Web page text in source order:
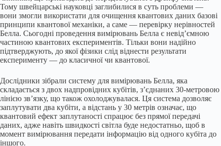
Тому швейцарські науковці заглибилися в суть проблеми —
вони змогли використати для очищення квантових даних базові
принципи квантової механіки, а саме — перевірку нерівностей
Белла. Сьогодні проведення вимірювань Белла є невід’ємною
частиною квантових експериментів. Тільки вони надійно
підтверджують, до якої фізики слід віднести результати
експерименту — до класичної чи квантової.
Дослідники зібрали систему для вимірювань Белла, яка
складається з двох надпровідних кубітів, з’єднаних 30-метровою
лінією зв’язку, що також охолоджувалася. Ця система дозволяє
заплутувати два кубіти, а відстань у 30 метрів означає, що
квантовий ефект заплутаності спрацює без прямої передачі
даних, адже навіть швидкості світла буде недостатньо, щоб в
момент вимірювання передати інформацію від одного кубіта до
іншого.